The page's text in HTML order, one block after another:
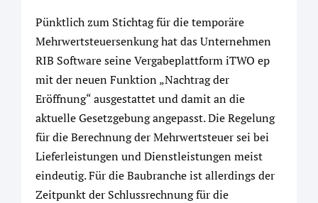
Pünktlich zum Stichtag für die temporäre
Mehrwertsteuersenkung hat das Unternehmen
RIB Software seine Vergabeplattform iTWO ep
mit der neuen Funktion „Nachtrag der
Eröffnung“ ausgestattet und damit an die
aktuelle Gesetzgebung angepasst. Die Regelung
für die Berechnung der Mehrwertsteuer sei bei
Lieferleistungen und Dienstleistungen meist
eindeutig. Für die Baubranche ist allerdings der
Zeitpunkt der Schlussrechnung für die